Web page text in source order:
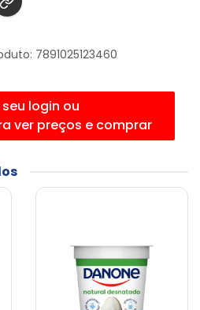
7891025123460
login ou
ver preços e comprar